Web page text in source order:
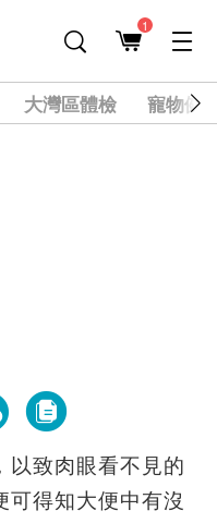
1
大灣區體檢 寵物健
以致肉眼看不見的
可得知大便中有沒